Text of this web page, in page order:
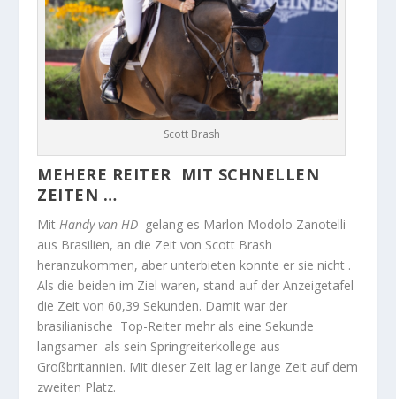
Scott Brash
MEHERE REITER MIT SCHNELLEN
ZEITEN …
Mit Handy van HD gelang es Marlon Modolo Zanotelli
aus Brasilien, an die Zeit von Scott Brash
heranzukommen, aber unterbieten konnte er sie nicht .
Als die beiden im Ziel waren, stand auf der Anzeigetafel
die Zeit von 60,39 Sekunden. Damit war der
brasilianische Top-Reiter mehr als eine Sekunde
langsamer als sein Springreiterkollege aus
Großbritannien. Mit dieser Zeit lag er lange Zeit auf dem
zweiten Platz.